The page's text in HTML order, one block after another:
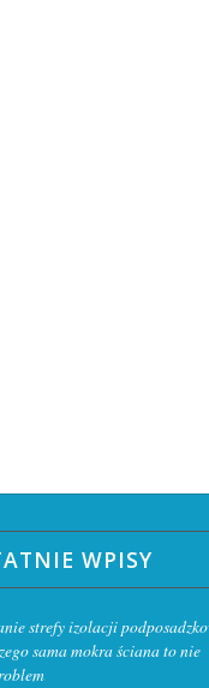
WPISY
strefy izolacji
sama mokra ściana to nie